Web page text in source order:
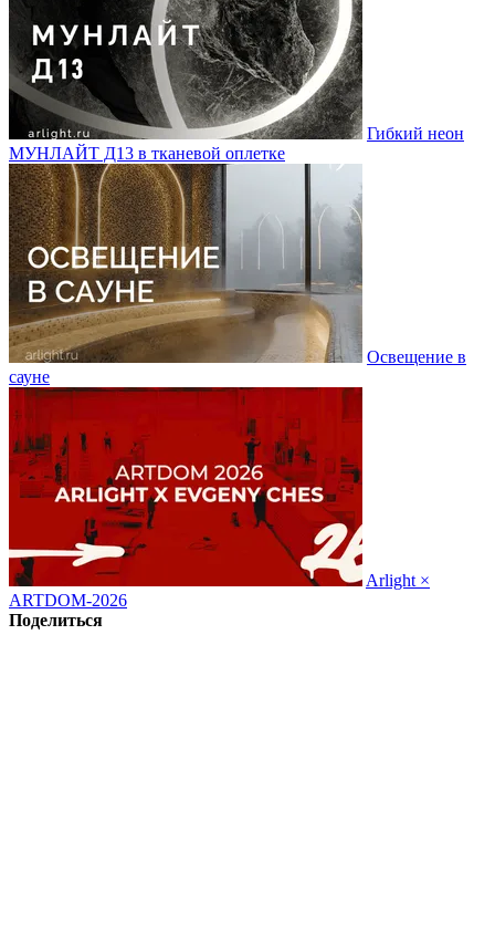
Гибкий неон
МУНЛАЙТ Д13 в тканевой оплетке
Освещение в
сауне
Arlight ×
ARTDOM-2026
Поделиться